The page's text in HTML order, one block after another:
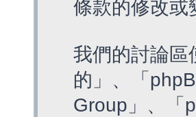
條款的修改或
我們的討論區
的」、「
Group」、「